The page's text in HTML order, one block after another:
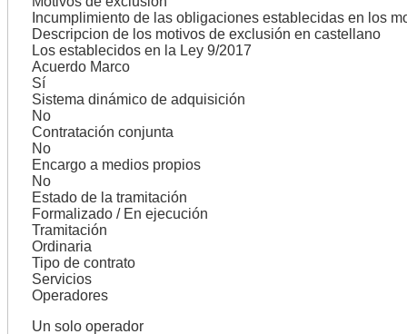
Incumplimiento de las obligaciones establecidas en los
Descripcion de los motivos de exclusión en castellano
Los establecidos en la Ley 9/2017
Acuerdo Marco
Sí
Sistema dinámico de adquisición
No
Contratación conjunta
No
Encargo a medios propios
No
Estado de la tramitación
Formalizado / En ejecución
Tramitación
Ordinaria
Tipo de contrato
Servicios
Operadores
Un solo operador